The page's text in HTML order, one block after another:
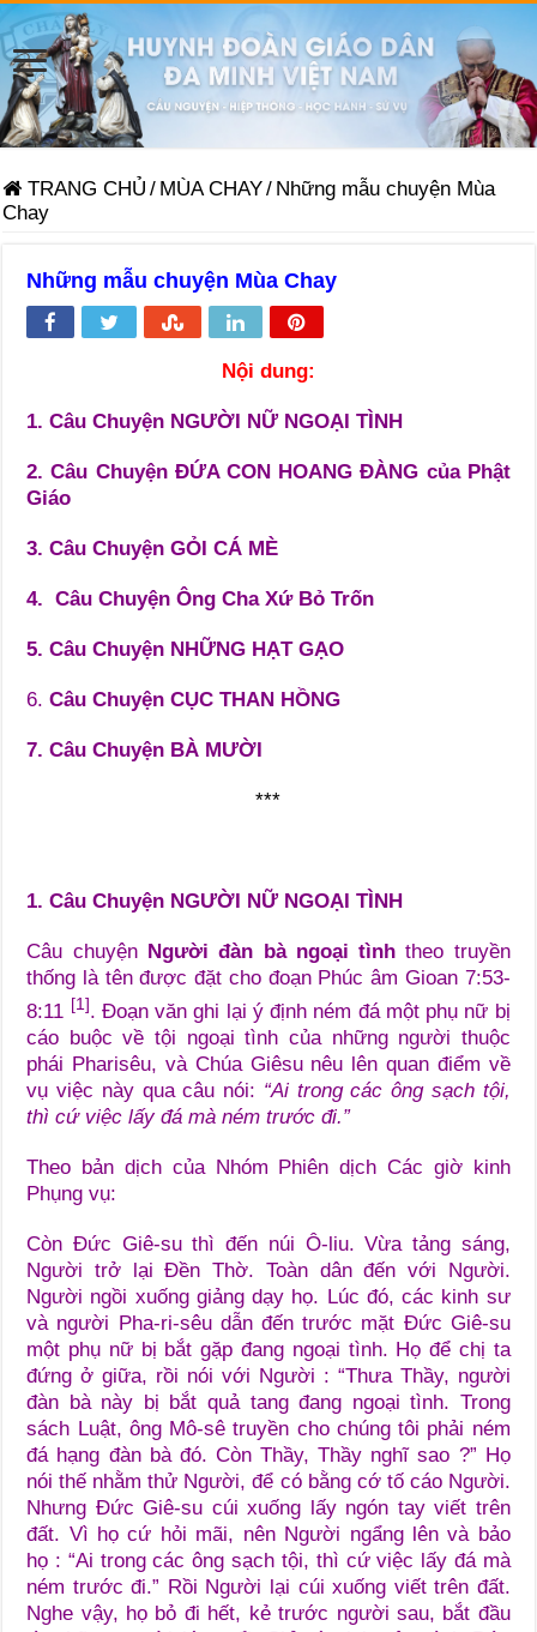
TRANG CHỦ / MÙA CHAY/ Những mẫu chuyện Mùa
Chay
Những mẫu chuyện Mùa Chay
Nội dung:
1. Câu Chuyện NGƯỜI NỮ NGOẠI TÌNH
2. Câu Chuyện ĐỨA CON HOANG ĐÀNG của Phật
Giáo
3. Câu Chuyện GỎI CÁ MÈ
4. Câu Chuyện Ông Cha Xứ Bỏ Trốn
5. Câu Chuyện NHỮNG HẠT GẠO
6.Câu Chuyện CỤC THAN HỒNG
7. Câu Chuyện BÀ MƯỜI
***
1. Câu Chuyện NGƯỜI NỮ NGOẠI TÌNH
Câu chuyện Người đàn bà ngoại tình theo truyền
thống là tên được đặt cho đoạn Phúc âm Gioan 7:53-
8:11 [1]. Đoạn văn ghi lại ý định ném đá một phụ nữ bị
cáo buộc về tội ngoại tình của những người thuộc
phái Pharisêu, và Chúa Giêsu nêu lên quan điểm về
vụ việc này qua câu nói: “Ai trong các ông sạch tội,
thì cứ việc lấy đá mà ném trước đi.”
Theo bản dịch của Nhóm Phiên dịch Các giờ kinh
Phụng vụ:
Còn Đức Giê-su thì đến núi Ô-liu. Vừa tảng sáng,
Người trở lại Đền Thờ. Toàn dân đến với Người.
Người ngồi xuống giảng dạy họ. Lúc đó, các kinh sư
và người Pha-ri-sêu dẫn đến trước mặt Đức Giê-su
một phụ nữ bị bắt gặp đang ngoại tình. Họ để chị ta
đứng ở giữa, rồi nói với Người : “Thưa Thầy, người
đàn bà này bị bắt quả tang đang ngoại tình. Trong
sách Luật, ông Mô-sê truyền cho chúng tôi phải ném
đá hạng đàn bà đó. Còn Thầy, Thầy nghĩ sao ?” Họ
nói thế nhằm thử Người, để có bằng cớ tố cáo Người.
Nhưng Đức Giê-su cúi xuống lấy ngón tay viết trên
đất. Vì họ cứ hỏi mãi, nên Người ngẩng lên và bảo
họ : “Ai trong các ông sạch tội, thì cứ việc lấy đá mà
ném trước đi.” Rồi Người lại cúi xuống viết trên đất.
Nghe vậy, họ bỏ đi hết, kẻ trước người sau, bắt đầu